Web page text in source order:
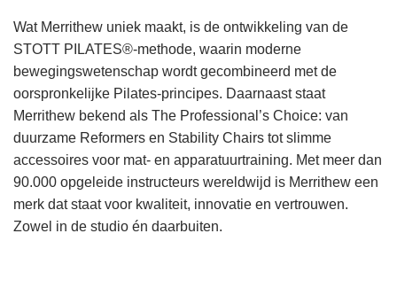
Wat Merrithew uniek maakt, is de ontwikkeling van de
STOTT PILATES®-methode, waarin moderne
bewegingswetenschap wordt gecombineerd met de
oorspronkelijke Pilates-principes. Daarnaast staat
Merrithew bekend als The Professional’s Choice: van
duurzame Reformers en Stability Chairs tot slimme
accessoires voor mat- en apparatuurtraining. Met meer dan
90.000 opgeleide instructeurs wereldwijd is Merrithew een
merk dat staat voor kwaliteit, innovatie en vertrouwen.
Zowel in de studio én daarbuiten.